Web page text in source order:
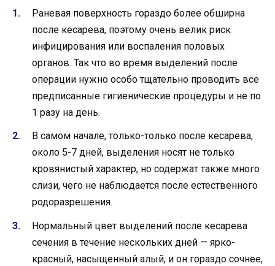
Раневая поверхность гораздо более обширна
после кесарева, поэтому очень велик риск
инфицирования или воспаления половых
органов. Так что во время выделений после
операции нужно особо тщательно проводить все
предписанные гигиенические процедуры и не по
1 разу на день.
В самом начале, только-только после кесарева,
около 5-7 дней, выделения носят не только
кровянистый характер, но содержат также много
слизи, чего не наблюдается после естественного
родоразрешения.
Нормальный цвет выделений после кесарева
сечения в течение нескольких дней — ярко-
красный, насыщенный алый, и он гораздо сочнее,